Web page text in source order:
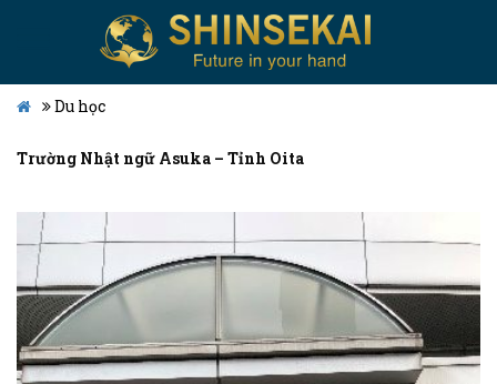
Du học
Trường Nhật ngữ Asuka – Tỉnh Oita